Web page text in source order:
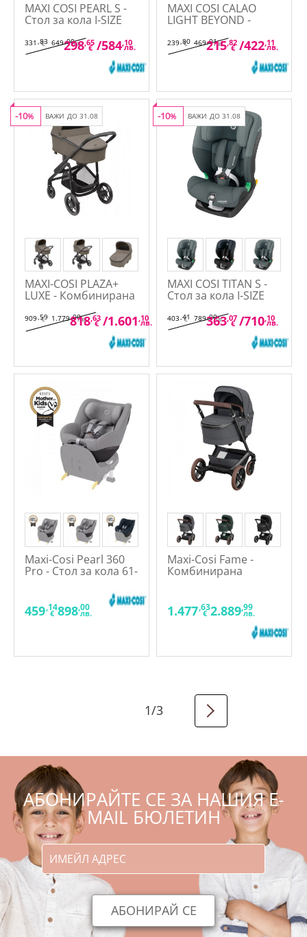
MAXI COSI PEARL S -
Стол за кола I-SIZE
331 ,83
€ 649,00лв.
298,65
€ /584,10
лв.
MAXI COSI CALAO
LIGHT BEYOND -
239,80
€ 469,01лв.
215,82
€ /422,11
лв.
ВАЖИ ДО 31.08
-10%
MAXI-COSI PLAZA+
LUXE - Комбинирана
909,59
€ 1.779,00лв.
818,63
€ /1.601 ,10
лв.
ВАЖИ ДО 31.08
-10%
MAXI COSI TITAN S -
Стол за кола I-SIZE
403,41
€ 789,00лв.
363,07
€ /710 ,10
лв.
Maxi-Cosi Pearl 360
Pro - Стол за кола 61-
459,14
€ 898,00
лв.
Maxi-Cosi Fame -
Комбинирана
количка 2в1
1.477,63
€ 2.889,99
лв.
1/3
АБОНИРАЙТЕ СЕ ЗА НАШИЯ E-
MAIL БЮЛЕТИН